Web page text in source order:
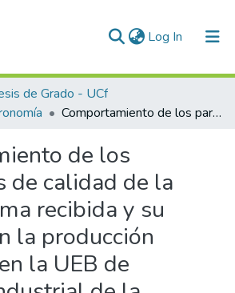
Log In (current)
de Grado - UCf
Comportamiento de los parámetros de calidad de la materia prima recibida y su relación con la producción terminada en la UEB de Beneficio Industrial de la Empresa Agroindustrial “Eladio Machín”
de los
de calidad de la
recibida y su
la producción
la UEB de